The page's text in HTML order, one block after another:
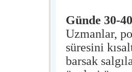
Günde 30-
Uzmanlar,
süresini
barsak